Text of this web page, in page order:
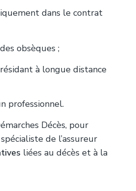
dans le contrat
obsèques ;
à longue distance
professionnel.
Décès, pour
de l’assureur
liées au décès et à la